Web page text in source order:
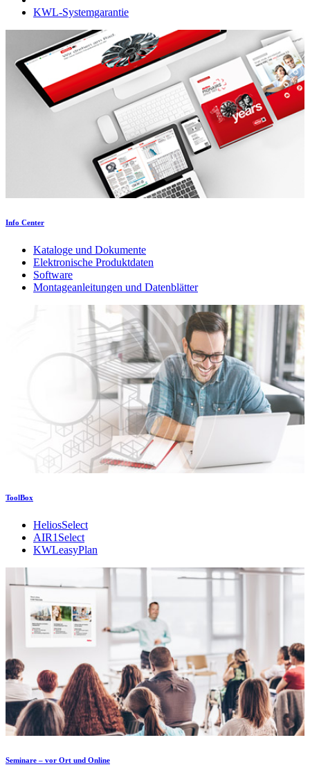
KWL-Systemgarantie
Info Center
Kataloge und Dokumente
Elektronische Produktdaten
Software
Montageanleitungen und Datenblätter
ToolBox
HeliosSelect
AIR1Select
KWLeasyPlan
Seminare – vor Ort und Online